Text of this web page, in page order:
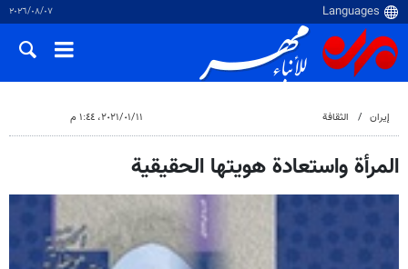
٠٧‏/٠٨‏/٢٠٢٦
إيران الثقافة ١١‏/٠١‏/٢٠٢١، ١:٤٤ م
المرأة واستعادة هويتها الحقيقية